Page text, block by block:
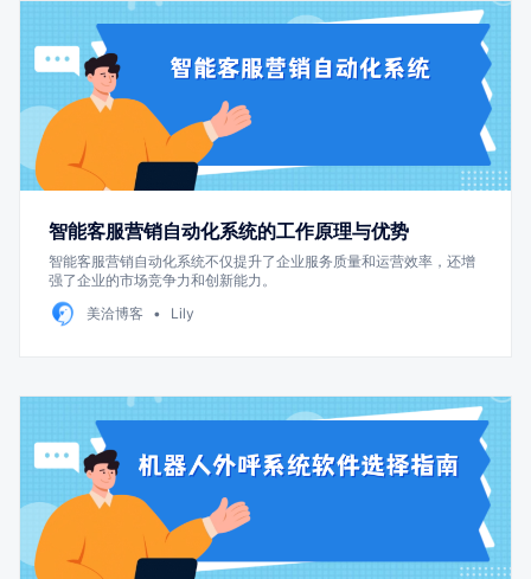
智能客服营销自动化系统的工作原理与优势
智能客服营销自动化系统不仅提升了企业服务质量和运营效率，还增
强了企业的市场竞争力和创新能力。
美洽博客
Lily